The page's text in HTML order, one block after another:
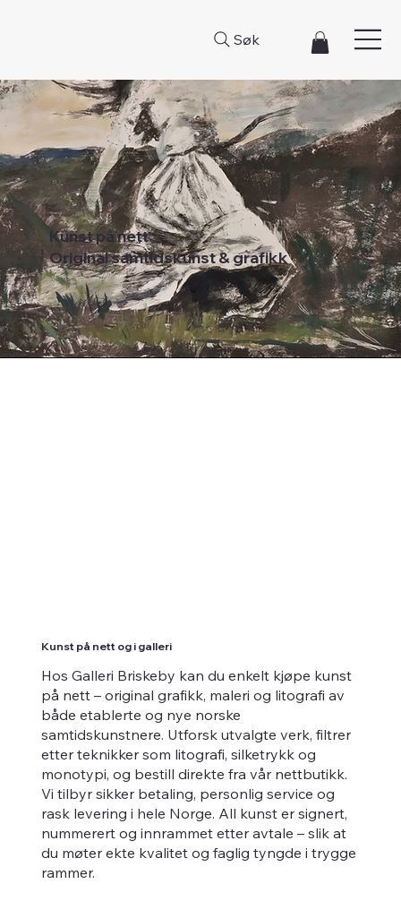
Søk
Kunst på nett
Original samtidskunst & grafikk
Kunst på nett og i galleri
Hos Galleri Briskeby kan du enkelt kjøpe kunst
på nett – original grafikk, maleri og litografi av
både etablerte og nye norske
samtidskunstnere. Utforsk utvalgte verk, filtrer
etter teknikker som litografi, silketrykk og
monotypi, og bestill direkte fra vår nettbutikk.
Vi tilbyr sikker betaling, personlig service og
rask levering i hele Norge. All kunst er signert,
nummerert og innrammet etter avtale – slik at
du møter ekte kvalitet og faglig tyngde i trygge
rammer.